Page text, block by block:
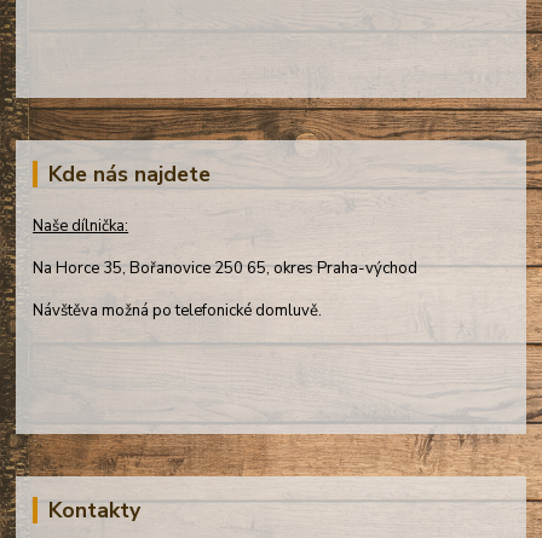
Kde nás najdete
Naše dílnička:
Na Horce 35, Bořanovice 250 65, okres Praha-východ
Návštěva možná po telefonické domluvě.
Kontakty